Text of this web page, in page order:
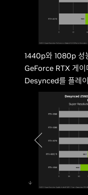
1440p와 1080p 성
GeForce RTX 게
Desynced를 플레